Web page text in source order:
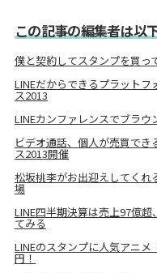
この記事の編集者は以
僕と契約してスタンプを買
LINEだからできるプラット
ス2013
LINEカンファレンスでブラウ
ビデオ通話、個人が売買でき
ス2013開催
松坂桃李がお出迎えしてくれ
場
LINE四半期決算は売上97億
てみる
LINEのスタンプに人気アニ
円！